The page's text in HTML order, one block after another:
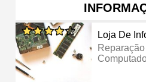
Loja De